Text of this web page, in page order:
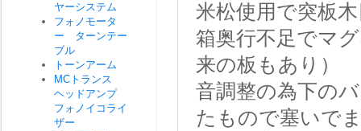
米松使用で突板
箱奥行不足でマ
来の板もあり）
音調整の為下の
たもので塞いで
ヤーシステム
フォノモータ
ー ターンテー
ブル
トーンアーム
MCトランス
ヘッドアンプ
フォノイコライ
ザー